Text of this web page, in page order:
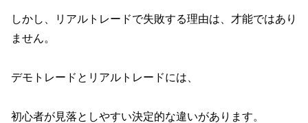
しかし、リアルトレードで失敗する理由は、才能ではあり
ません。
デモトレードとリアルトレードには、
初心者が見落としやすい決定的な違いがあります。